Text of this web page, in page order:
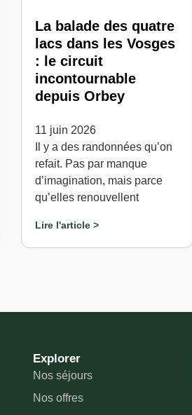
La balade des quatre
lacs dans les Vosges
: le circuit
incontournable
depuis Orbey
11 juin 2026
Il y a des randonnées qu’on
refait. Pas par manque
d’imagination, mais parce
qu’elles renouvellent
Lire l'article >
Explorer
Nos séjours
Nos offres